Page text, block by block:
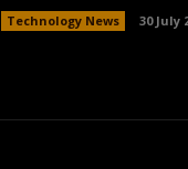
Technology News 30 July